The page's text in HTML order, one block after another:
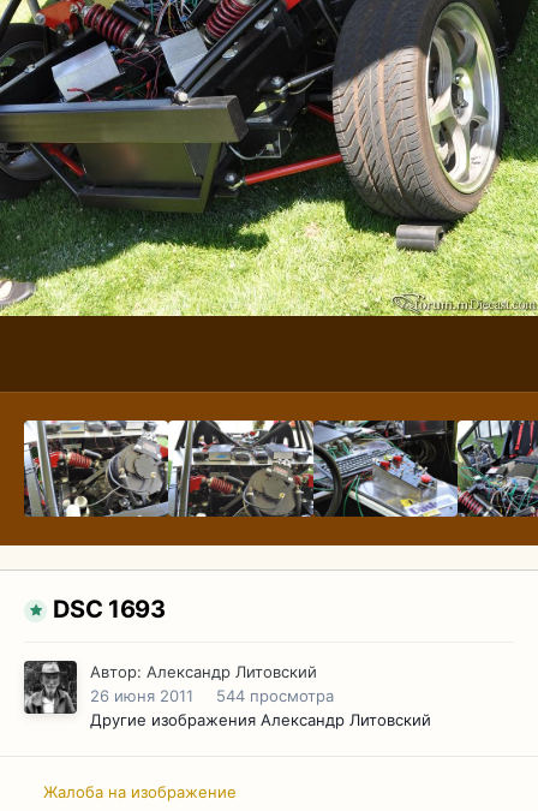
DSC 1693
Автор: Александр Литовский
26 июня 2011
544 просмотра
Другие изображения Александр Литовский
Жалоба на изображение